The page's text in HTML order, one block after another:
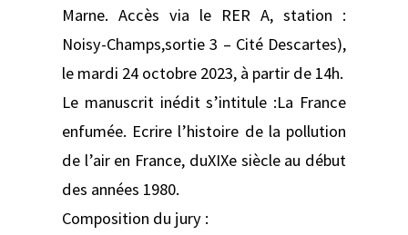
Marne. Accès via le RER A, station :
Noisy-Champs,sortie 3 – Cité Descartes),
le mardi 24 octobre 2023, à partir de 14h.
Le manuscrit inédit s’intitule :La France
enfumée. Ecrire l’histoire de la pollution
de l’air en France, duXIXe siècle au début
des années 1980.
Composition du jury :